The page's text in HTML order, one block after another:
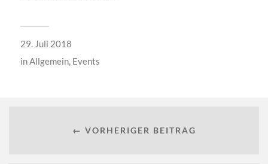
29. Juli 2018
inAllgemein, Events
← VORHERIGER BEITRAG